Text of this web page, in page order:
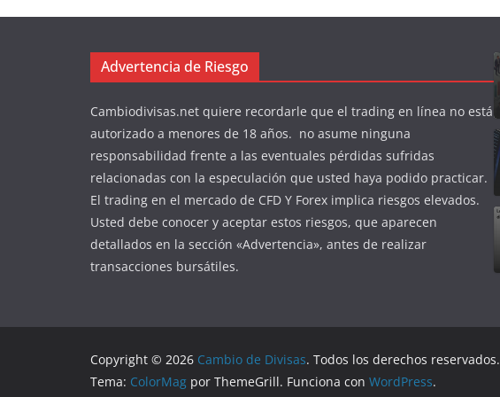
Advertencia de Riesgo
Cambiodivisas.net quiere recordarle que el trading en línea no está
autorizado a menores de 18 años. no asume ninguna
responsabilidad frente a las eventuales pérdidas sufridas
relacionadas con la especulación que usted haya podido practicar.
El trading en el mercado de CFD Y Forex implica riesgos elevados.
Usted debe conocer y aceptar estos riesgos, que aparecen
detallados en la sección «Advertencia», antes de realizar
transacciones bursátiles.
Copyright © 2026 Cambio de Divisas. Todos los derechos reservados.
Tema: ColorMag por ThemeGrill. Funciona con WordPress.